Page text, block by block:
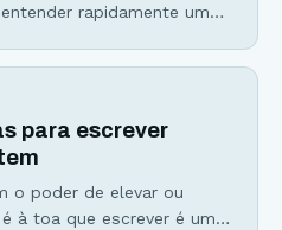
rapidamente um
mente, tornando o
são aplicações de
para escrever
o poder de elevar ou
à toa que escrever é uma